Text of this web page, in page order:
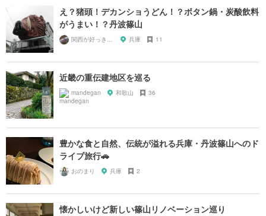
え？猪頭！デカンショうどん！？ボタン鍋・炭酸飲料
がうまい！？丹波篠山
関西が好っきゃねん 兵庫 11
近畿の重伝建地区を巡る
mandegan 和歌山 36
豊かな食と自然、伝統が溢れる兵庫・丹波篠山へのド
ライブ旅行🚗
おのまり 兵庫 2
懐かしいけど新しい篠山リノベーション巡り